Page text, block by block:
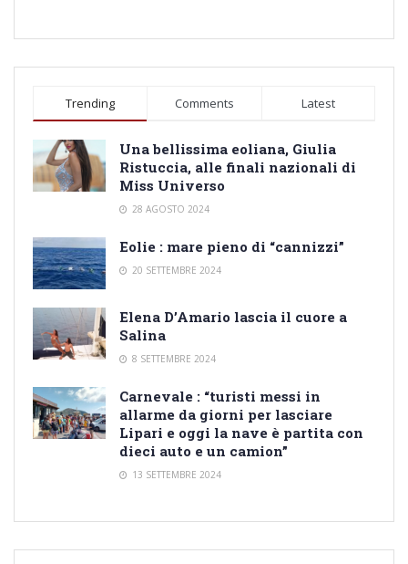
Trending Comments Latest
Una bellissima eoliana, Giulia
Ristuccia, alle finali nazionali di
Miss Universo
28 AGOSTO 2024
Eolie : mare pieno di “cannizzi”
20 SETTEMBRE 2024
Elena D’Amario lascia il cuore a
Salina
8 SETTEMBRE 2024
Carnevale : “turisti messi in
allarme da giorni per lasciare
Lipari e oggi la nave è partita con
dieci auto e un camion”
13 SETTEMBRE 2024